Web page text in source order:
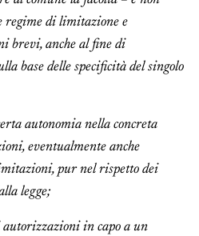
regime di limitazione e
brevi, anche al fine di
base delle specificità del singolo
autonomia nella concreta
eventualmente anche
pur nel rispetto dei
legge;
autorizzazioni in capo a un